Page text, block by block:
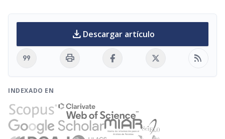
download Descargar artículo
format_quote print rss_feed
INDEXADO EN